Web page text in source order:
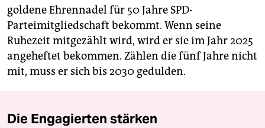
goldene Ehrennadel für 50 Jahre SPD-
Parteimitgliedschaft bekommt. Wenn seine
Ruhezeit mitgezählt wird, wird er sie im Jahr 2025
angeheftet bekommen. Zählen die fünf Jahre nicht
mit, muss er sich bis 2030 gedulden.
Die Engagierten stärken